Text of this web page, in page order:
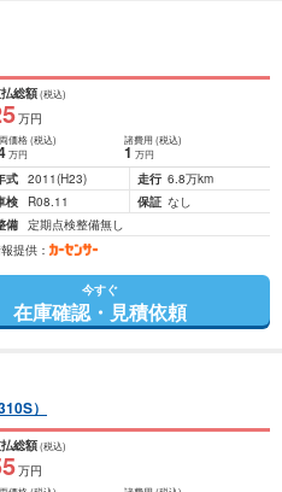
総額(税込)
万円
価格(税込)
万円
諸費用 (税込)
1 万円
式 2011(H23) 走行 6.8万km
検
R08.11 保証 なし
備 定期点検整備無し
提供：
今すぐ
在庫確認・見積依頼
）
総額(税込)
万円